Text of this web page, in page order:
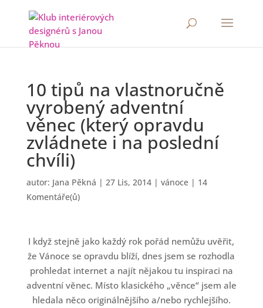
10 tipů na vlastnoručně
vyrobený adventní
věnec (který opravdu
zvládnete i na poslední
chvíli)
autor: Jana Pěkná | 27 Lis, 2014| vánoce| 14
Komentáře(ů)
I když stejně jako každý rok pořád nemůžu uvěřit,
že Vánoce se opravdu blíží, dnes jsem se rozhodla
prohledat internet a najít nějakou tu inspiraci na
adventní věnec. Místo klasického „věnce“ jsem ale
hledala něco originálnějšího a/nebo rychlejšího.